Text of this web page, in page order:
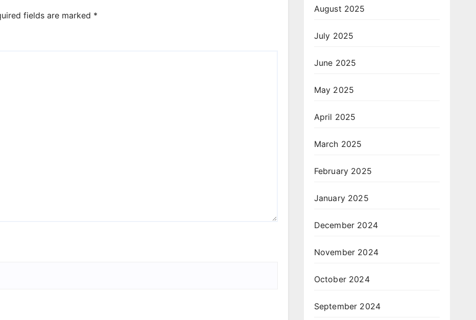
fields are marked *
August 2025
July 2025
June 2025
May 2025
April 2025
March 2025
February 2025
January 2025
December 2024
November 2024
October 2024
September 2024